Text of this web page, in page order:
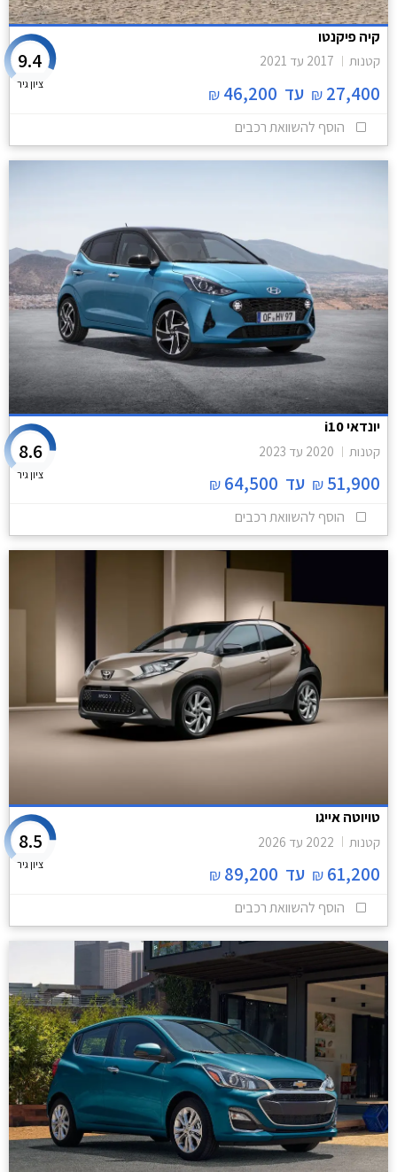
קיה פיקנטו
קטנות 2017 עד 2021
27,400
₪ עד 46,200
₪
9.4
ציון גיר
הוסף להשוואת רכבים
יונדאי i10
קטנות 2020 עד 2023
51,900
₪ עד 64,500
₪
8.6
ציון גיר
הוסף להשוואת רכבים
טויוטה אייגו
קטנות 2022 עד 2026
61,200
₪ עד 89,200
₪
8.5
ציון גיר
הוסף להשוואת רכבים